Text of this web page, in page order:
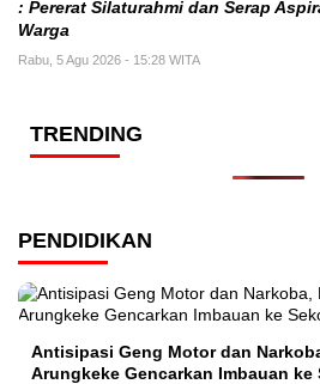
: Pererat Silaturahmi dan Serap
Warga
Rabu, 5 Agu 2026 - 15:28 WITA
TRENDING
PENDIDIKAN
Antisipasi Geng Motor dan
Arungkeke Gencarkan Imbauan ke